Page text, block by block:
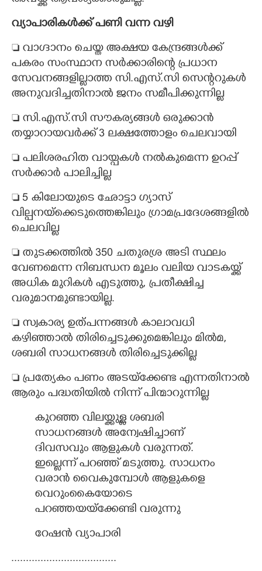
വ്യാപാരികൾക്ക് പണി വന്ന വഴി
 വാഗ്ദാനം ചെയ്ത അക്ഷയ കേന്ദ്രങ്ങൾക്ക്
പകരം സംസ്ഥാന സർക്കാരിന്റെ പ്രധാന
സേവനങ്ങളില്ലാത്ത സി.എസ്.സി സെന്ററുകൾ
അനുവദിച്ചതിനാൽ ജനം സമീപിക്കുന്നില്ല
 സി.എസ്.സി സൗകര്യങ്ങൾ ഒരുക്കാൻ
തയ്യാറായവർക്ക് 3 ലക്ഷത്തോളം ചെലവായി
 പലിശരഹിത വായ്പകൾ നൽകുമെന്ന ഉറപ്പ്
സർക്കാർ പാലിച്ചില്ല
 5 കിലോയുടെ ഛോട്ടാ ഗ്യാസ്
വില്പനയ്ക്കെടുത്തെങ്കിലും ഗ്രാമപ്രദേശങ്ങളിൽ
ചെലവില്ല
 തുടക്കത്തിൽ 350 ചതുരശ്ര അടി സ്ഥലം
വേണമെന്ന നിബന്ധന മൂലം വലിയ വാടകയ്ക്ക്
അധിക മുറികൾ എടുത്തു, പ്രതീക്ഷിച്ച
വരുമാനമുണ്ടായില്ല.
 സ്വകാര്യ ഉത്പന്നങ്ങൾ കാലാവധി
കഴിഞ്ഞാൽ തിരിച്ചെടുക്കുമെങ്കിലും മിൽമ,
ശബരി സാധനങ്ങൾ തിരിച്ചെടുക്കില്ല
 പ്രത്യേകം പണം അടയ്ക്കേണ്ട എന്നതിനാൽ
ആരും പദ്ധതിയിൽ നിന്ന് പിന്മാറുന്നില്ല
കുറഞ്ഞ വിലയ്ക്കുള്ള ശബരി
സാധനങ്ങൾ അന്വേഷിച്ചാണ്
ദിവസവും ആളുകൾ വരുന്നത്.
ഇല്ലെന്ന് പറഞ്ഞ് മടുത്തു. സാധനം
വരാൻ വൈകുമ്പോൾ ആളുകളെ
വെറുംകൈയോടെ
പറഞ്ഞയയ്ക്കേണ്ടി വരുന്നു
റേഷൻ വ്യാപാരി
....................................